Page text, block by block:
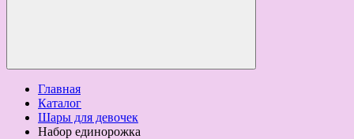
Главная
Каталог
Шары для девочек
Набор единорожка